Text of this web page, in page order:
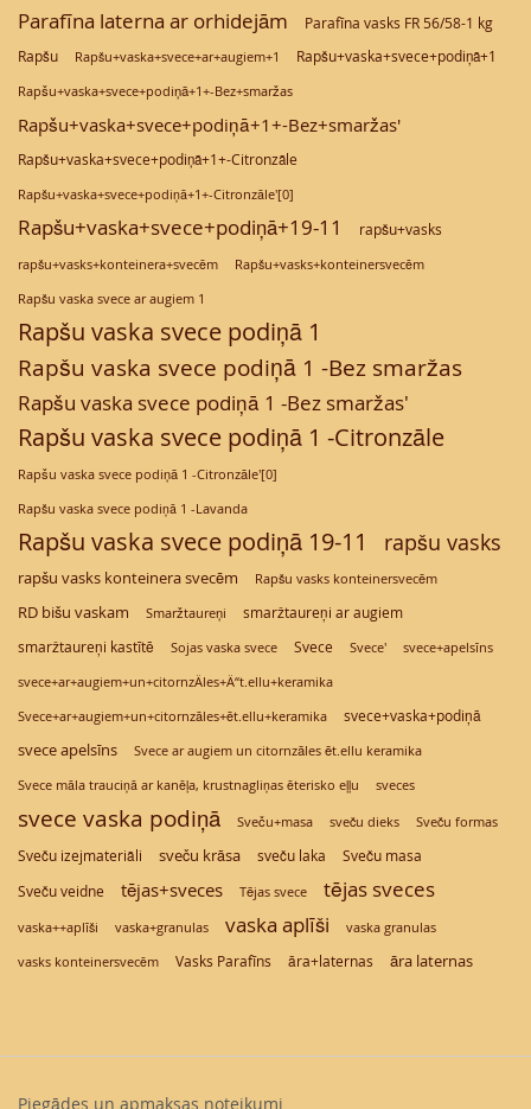
Parafīna laterna ar orhidejām Parafīna vasks FR 56/58-1 kg
Rapšu Rapšu+vaska+svece+ar+augiem+1
Rapšu+vaska+svece+podiņā+1
Rapšu+vaska+svece+podiņā+1+-Bez+smaržas
Rapšu+vaska+svece+podiņā+1+-Bez+smaržas'
Rapšu+vaska+svece+podiņā+1+-Citronzāle
Rapšu+vaska+svece+podiņā+1+-Citronzāle'[0]
Rapšu+vaska+svece+podiņā+19-11 rapšu+vasks
rapšu+vasks+konteinera+svecēm Rapšu+vasks+konteinersvecēm
Rapšu vaska svece ar augiem 1
Rapšu vaska svece podiņā 1
Rapšu vaska svece podiņā 1 -Bez smaržas
Rapšu vaska svece podiņā 1 -Bez smaržas'
Rapšu vaska svece podiņā 1 -Citronzāle
Rapšu vaska svece podiņā 1 -Citronzāle'[0]
Rapšu vaska svece podiņā 1 -Lavanda
Rapšu vaska svece podiņā 19-11 rapšu vasks
rapšu vasks konteinera svecēm Rapšu vasks konteinersvecēm
RD bišu vaskam Smaržtaureņi smaržtaureņi ar augiem
smaržtaureņi kastītē Sojas vaska svece Svece Svece' svece+apelsīns
svece+ar+augiem+un+citornzÄles+Ä“t.ellu+keramika
Svece+ar+augiem+un+citornzāles+ēt.ellu+keramika svece+vaska+podiņā
svece apelsīns Svece ar augiem un citornzāles ēt.ellu keramika
Svece māla trauciņā ar kanēļa, krustnagliņas ēterisko eļļu sveces
svece vaska podiņā Sveču+masa sveču dieks Sveču formas
Sveču izejmateriāli sveču krāsa sveču laka Sveču masa
Sveču veidne tējas+sveces Tējas svece tējas sveces
vaska++aplīši vaska+granulas vaska aplīši vaska granulas
vasks konteinersvecēm Vasks Parafīns āra+laternas āra laternas
Piegādes un apmaksas noteikumi